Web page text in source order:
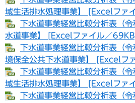
域生活排水処理事業】 [Excelファ
下水道事業経営比較分析表（
水道事業】 [Excelファイル／
下水道事業経営比較分析表（
境保全公共下水道事業】 [Excelフ
下水道事業経営比較分析表（
域生活排水処理事業】 [Excelファ
下水道事業経営比較分析表（